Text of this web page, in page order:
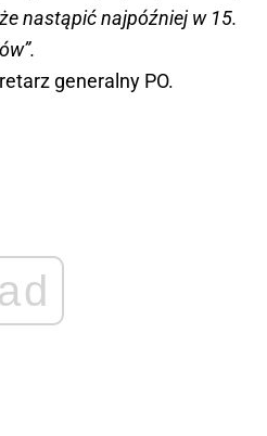
nastąpić najpóźniej w 15.
generalny PO.
ad